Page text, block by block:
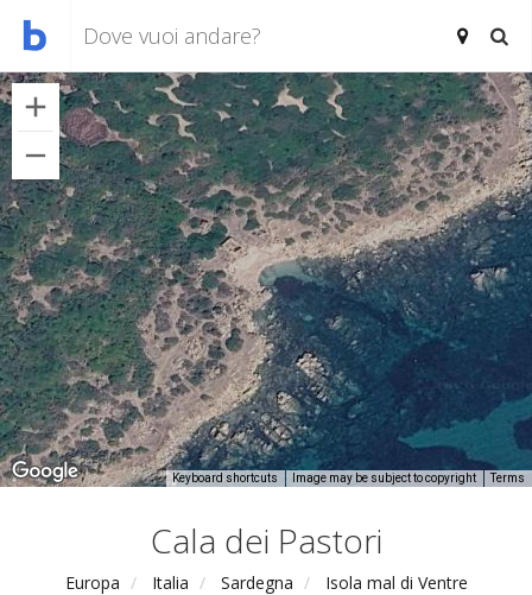
Keyboard shortcuts Image may be subject to copyright Terms
Cala dei Pastori
Europa Italia Sardegna Isola mal di Ventre